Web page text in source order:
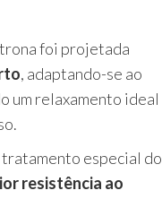
foi projetada
, adaptando-se ao
um relaxamento ideal
tratamento especial do
resistência ao